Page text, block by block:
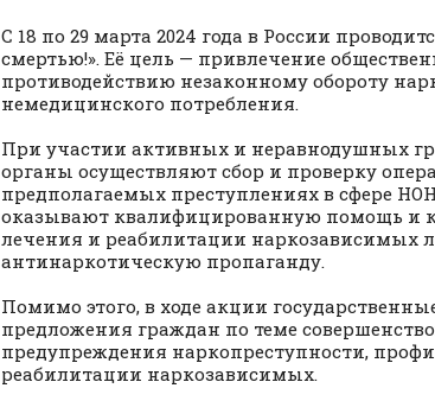
С 18 по 29 марта 2024 года в России
смертью!». Её цель — привлечение
противодействию незаконному обороту
немедицинского потребления.
При участии активных и неравнодушных
органы осуществляют сбор и проверку
предполагаемых преступлениях в сфере
оказывают квалифицированную помощь и
лечения и реабилитации наркозависимых
антинаркотическую пропаганду.
Помимо этого, в ходе акции
предложения граждан по теме
предупреждения наркопреступности,
реабилитации наркозависимых.